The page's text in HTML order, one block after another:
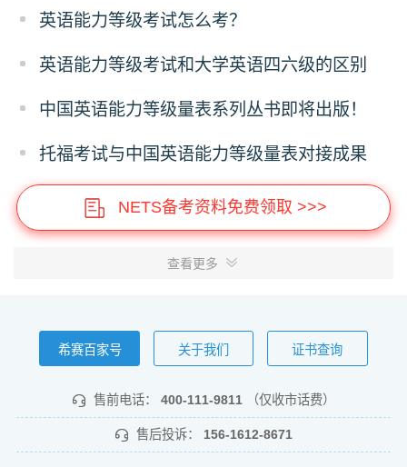
英语能力等级考试怎么考？
英语能力等级考试和大学英语四六级的区别
中国英语能力等级量表系列丛书即将出版！
托福考试与中国英语能力等级量表对接成果
NETS备考资料免费领取 >>>
查看更多
希赛百家号 关于我们 证书查询
售前电话： 400-111-9811 （仅收市话费）
售后投诉： 156-1612-8671